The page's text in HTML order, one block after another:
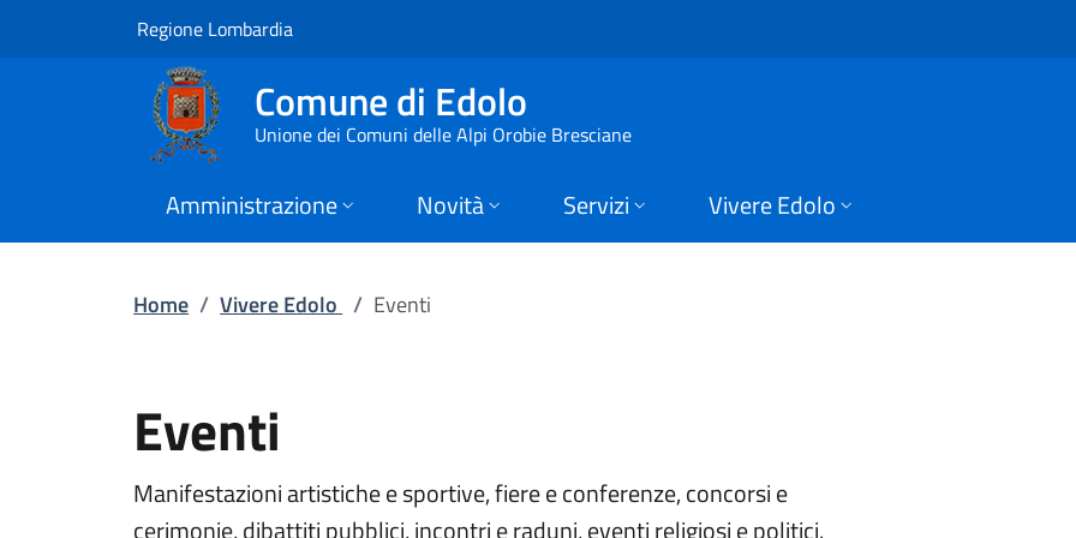
Vai al contenuto principale
Eventi | Comune di Edolo
Regione Lombardia
Comune di Edolo
Unione dei Comuni delle Alpi Orobie Bresciane
Amministrazione Novità Servizi Vivere Edolo
Home / Vivere Edolo / Eventi
Eventi
Manifestazioni artistiche e sportive, fiere e conferenze, concorsi e